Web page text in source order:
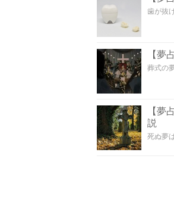
歯が抜
【夢
葬式の
【夢
説
死ぬ夢